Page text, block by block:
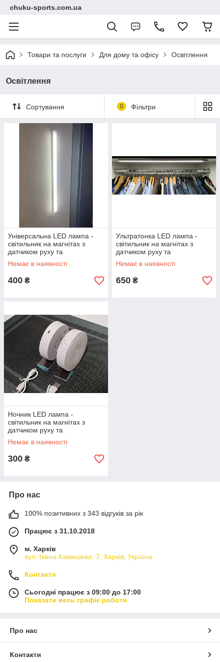
chuku-sports.com.ua
Товари та послуги Для дому та офісу Освітлення
Освітлення
Сортування 0 Фільтри
Універсальна LED лампа -
світильник на магнітах з
датчиком руху та
акумулятором із USB
зарядкою (50 см)
Немає в наявності
400 ₴
Ультратонка LED лампа -
світильник на магнітах з
датчиком руху та
акумулятором із USB
зарядкою (60 см)
Немає в наявності
650 ₴
Ночник LED лампа -
світильник на магнітах з
датчиком руху та
акумулятором із USB
зарядкою (1 шт.)
Немає в наявності
300 ₴
Про нас
100% позитивних з 343 відгуків за рік
Працює з 31.10.2018
м. Харків
вул. Івана Камишева, 7, Харків, Україна
Контакти
Сьогодні працює з 09:00 до 17:00
Показати весь графік роботи
Про нас
Контакти